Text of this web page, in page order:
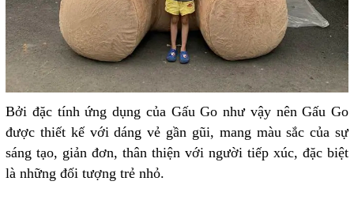
Bởi đặc tính ứng dụng của Gấu Go như vậy nên Gấu Go
được thiết kế với dáng vẻ gần gũi, mang màu sắc của sự
sáng tạo, giản đơn, thân thiện với người tiếp xúc, đặc biệt
là những đối tượng trẻ nhỏ.